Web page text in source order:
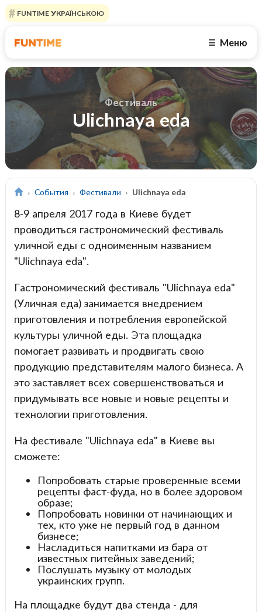
FUNTIME УКРАЇНСЬКОЮ
☰ Меню
Фестиваль
Ulichnaya eda
События Фестивали Ulichnaya eda
8-9 апреля 2017 года в Киеве будет
проводиться гастрономический фестиваль
уличной еды с одноименным названием
"Ulichnaya eda".
Гастрономический фестиваль "Ulichnaya eda"
(Уличная еда) занимается внедрением
приготовления и потребления европейской
культуры уличной еды. Эта площадка
помогает развивать и продвигать свою
продукцию представителям малого бизнеса. А
это заставляет всех совершенствоваться и
придумывать все новые и новые рецепты и
технологии приготовления.
На фестивале "Ulichnaya eda" в Киеве вы
сможете:
Попробовать старые проверенные всеми
рецепты фаст-фуда, но в более здоровом
образе;
Попробовать новинки от начинающих и
тех, кто уже не первый год в данном
бизнесе;
Насладиться напитками из бара от
известных питейных заведений;
Послушать музыку от молодых
украинских групп.
На площадке будут два стенда - для